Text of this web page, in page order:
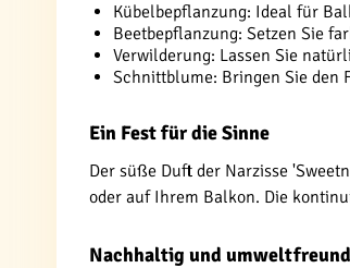
Kübelbepflanzung: Ideal für
Beetbepflanzung: Setzen Sie
Verwilderung: Lassen Sie
Schnittblume: Bringen Sie den
Ein Fest für die Sinne
Der süße Duft der Narzisse
oder auf Ihrem Balkon. Die
Nachhaltig und